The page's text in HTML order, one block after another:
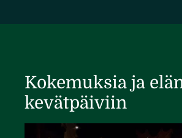
Kokemuksia ja
kevätpäiviin